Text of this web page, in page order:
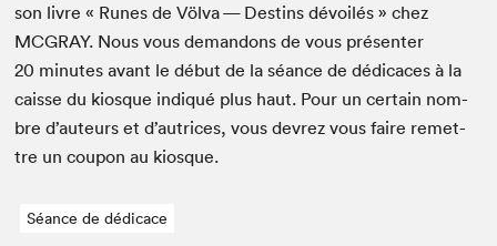
son livre « Runes de Völ­va — Des­tins dévoilés » chez
MCGRAY. Nous vous deman­dons de vous présen­ter
20 min­utes avant le début de la séance de dédi­caces à la
caisse du kiosque indiqué plus haut. Pour un cer­tain nom­
bre d’auteurs et d’autrices, vous devrez vous faire remet­
tre un coupon au kiosque.
Séance de dédicace